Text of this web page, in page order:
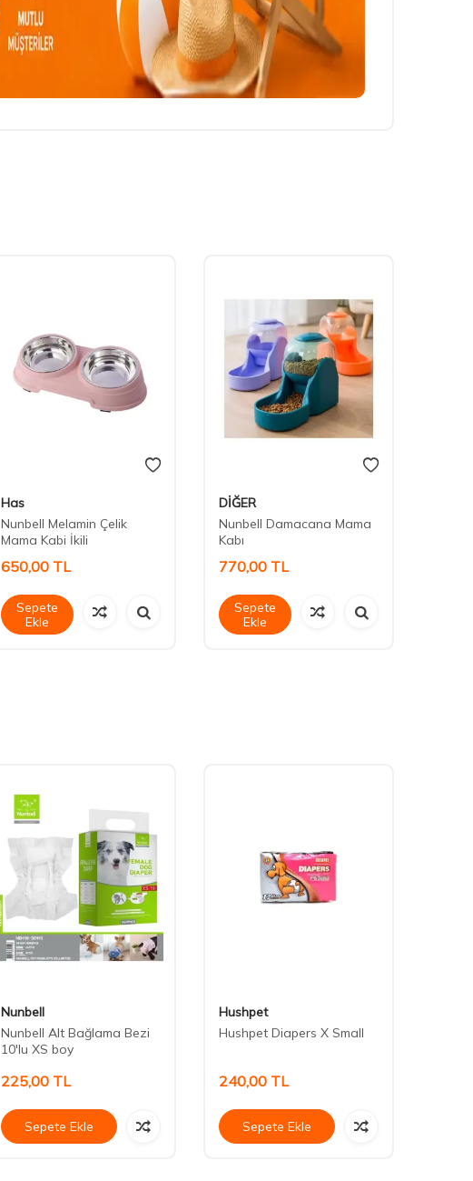
Has
Nunbell Melamin Çelik
Mama Kabi İkili
650,00 TL
Sepete
Ekle
DİĞER
Nunbell Damacana Mama
Kabı
770,00 TL
Sepete
Ekle
Nunbell
Nunbell Alt Bağlama Bezi
10'lu XS boy
225,00 TL
Sepete Ekle
Hushpet
Hushpet Diapers X Small
240,00 TL
Sepete Ekle